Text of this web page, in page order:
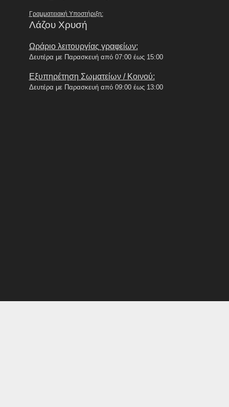
Γραμματειακή Υποστήριξη:
Λάζου Χρυσή
Ωράριο λειτουργίας γραφείων:
Δευτέρα με Παρασκευή από 07:00 έως 15:00
Εξυπηρέτηση Σωματείων / Κοινού:
Δευτέρα με Παρασκευή από 09:00 έως 13:00